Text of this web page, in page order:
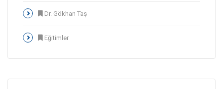
Dr. Gökhan Taş
Eğitimler